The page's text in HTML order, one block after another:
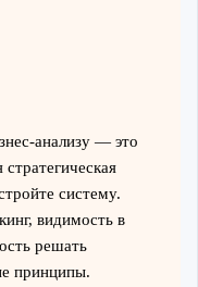
анализу — это
систему.
видимость в
решать
принципы.